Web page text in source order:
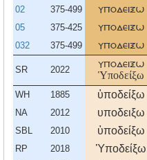
02 375-499 υποδειξω
05 375-425 υποδειξω
032 375-499 υποδειξω
SR 2022
υποδειξω
Ὑποδείξω
WH 1885 ὑποδείξω
NA 2012 υποδειξω
SBL 2010 ὑποδείξω
RP 2018 Ὑποδείξω